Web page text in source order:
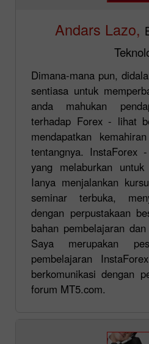
Andars Lazo,
Dimana-mana pun,
sentiasa untuk
anda mahukan
terhadap Forex - lihat
mendapatkan
tentangnya. InstaForex
yang melaburkan untuk
Ianya menjalankan
seminar terbuka,
dengan perpustakaan
bahan pembelajaran
Saya merupakan
pembelajaran
berkomunikasi dengan
forum MT5.com.